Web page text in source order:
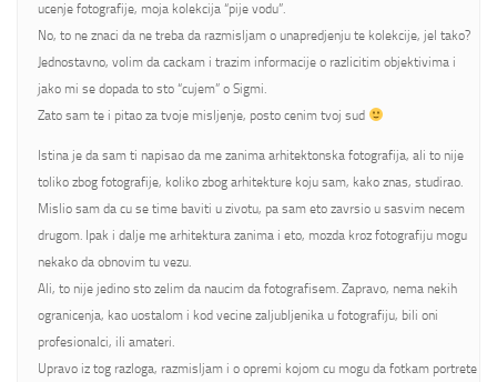
ucenje fotografije, moja kolekcija “pije vodu”.
No, to ne znaci da ne treba da razmisljam o unapredjenju te kolekcije, jel tako?
Jednostavno, volim da cackam i trazim informacije o razlicitim objektivima i
jako mi se dopada to sto “cujem” o Sigmi.
Zato sam te i pitao za tvoje misljenje, posto cenim tvoj sud
Istina je da sam ti napisao da me zanima arhitektonska fotografija, ali to nije
toliko zbog fotografije, koliko zbog arhitekture koju sam, kako znas, studirao.
Mislio sam da cu se time baviti u zivotu, pa sam eto zavrsio u sasvim necem
drugom. Ipak i dalje me arhitektura zanima i eto, mozda kroz fotografiju mogu
nekako da obnovim tu vezu.
Ali, to nije jedino sto zelim da naucim da fotografisem. Zapravo, nema nekih
ogranicenja, kao uostalom i kod vecine zaljubljenika u fotografiju, bili oni
profesionalci, ili amateri.
Upravo iz tog razloga, razmisljam i o opremi kojom cu mogu da fotkam portrete